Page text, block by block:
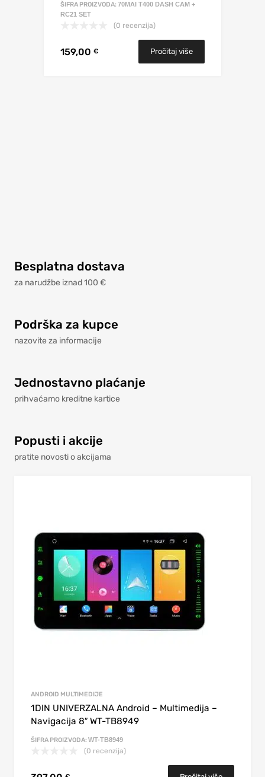
ŠIFRA PROIZVODA: 70MAI T400 DASH CAM +
RC21 SET
(0 recenzija)
159,00 € Pročitaj više
Besplatna dostava
za narudžbe iznad 100 €
Podrška za kupce
nazovite za informacije
Jednostavno plaćanje
prihvaćamo kreditne kartice
Popusti i akcije
pratite novosti o akcijama
ANDROID MULTIMEDIJE
1DIN UNIVERZALNA Android – Multimedija –
Navigacija 8″ WT-TB8949
ŠIFRA PROIZVODA: WT-TB8949
(0 recenzija)